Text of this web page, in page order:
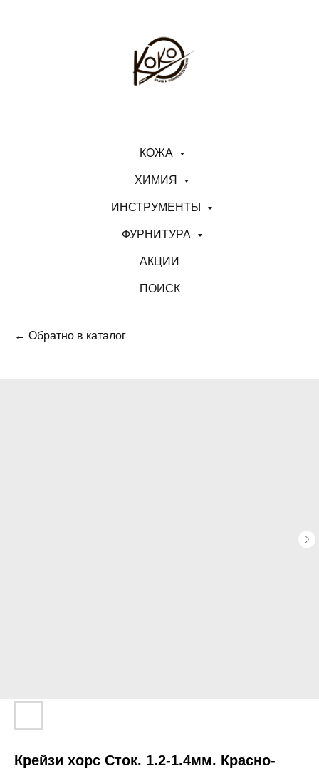
КОЖА
ХИМИЯ
ИНСТРУМЕНТЫ
ФУРНИТУРА
АКЦИИ
ПОИСК
← Обратно в каталог
Крейзи хорс Сток. 1.2-1.4мм. Красно-